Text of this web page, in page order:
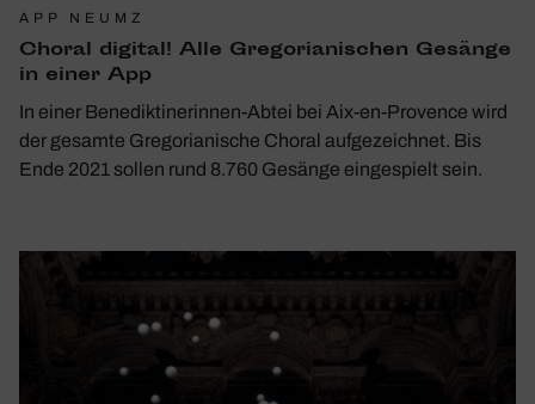
APP NEUMZ
Choral digital! Alle Grego­ria­ni­schen Gesänge
in einer App
In einer Benediktinerinnen-Abtei bei Aix-en-Provence wird
der gesamte Gregorianische Choral aufgezeichnet. Bis
Ende 2021 sollen rund 8.760 Gesänge eingespielt sein.